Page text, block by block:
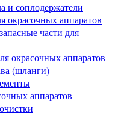
и соплодержатели
окрасочных аппаратов
части для
окрасочных аппаратов
(шланги)
аппаратов